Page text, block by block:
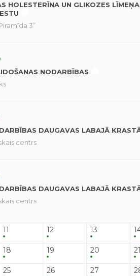
HOLESTERĪNA UN GLIKOZES
3”
NODARBĪBAS
DAUGAVAS LABAJĀ
centrs
DAUGAVAS LABAJĀ
centrs
11 12 13
18 19 20
25 26 27